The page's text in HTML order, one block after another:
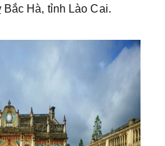
Bắc Hà, tỉnh Lào Cai.